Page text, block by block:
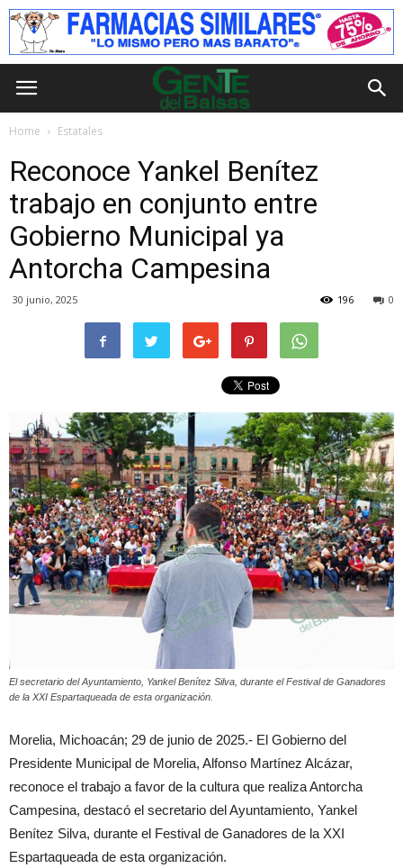
Home Estatales
Reconoce Yankel Benítez
trabajo en conjunto entre
Gobierno Municipal ya
Antorcha Campesina
30 junio, 2025 0
196
El secretario del Ayuntamiento, Yankel Benítez Silva, durante el Festival de Ganadores
de la XXI Espartaqueada de esta organización.
Morelia, Michoacán; 29 de junio de 2025.- El Gobierno del
Presidente Municipal de Morelia, Alfonso Martínez Alcázar,
reconoce el trabajo a favor de la cultura que realiza Antorcha
Campesina, destacó el secretario del Ayuntamiento, Yankel
Benítez Silva, durante el Festival de Ganadores de la XXI
Espartaqueada de esta organización.